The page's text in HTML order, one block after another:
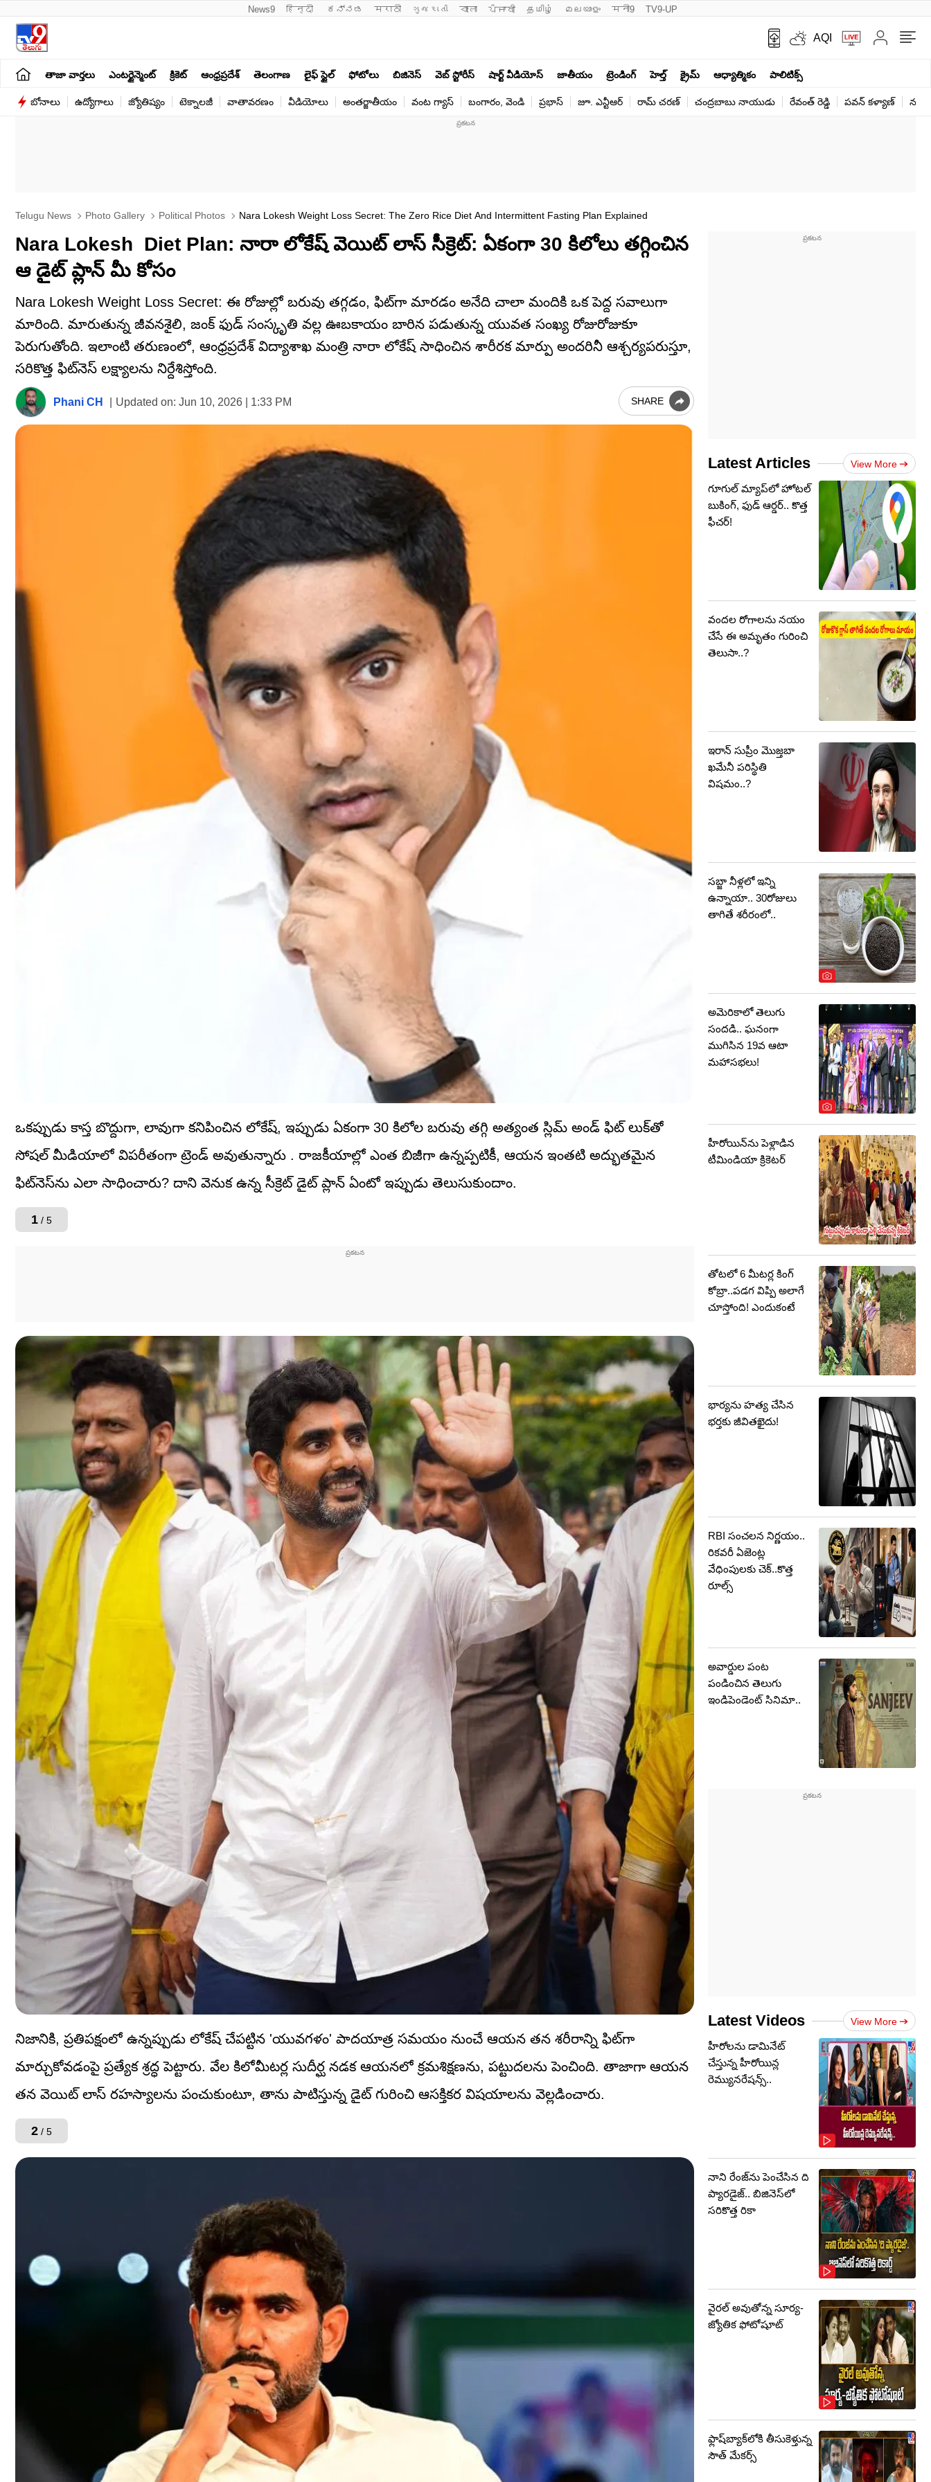
News9 हिन्दी ಕನ್ನಡ मराठी ગુજરાતી বাংলা ਪੰਜਾਬੀ தமிழ் മലയാളം मनी9 TV9-UP
AQI
తాజా వార్తలు ఎంటర్టైన్మెంట్ క్రికెట్ ఆంధ్రప్రదేశ్ తెలంగాణ లైఫ్ స్టైల్ ఫోటోలు బిజినెస్ వెబ్ స్టోరీస్ షార్ట్ వీడియోస్ జాతీయం ట్రెండింగ్ హెల్త్‌ క్రైమ్ ఆధ్యాత్మికం పాలిటిక్స్‌
బోనాలు ఉద్యోగాలు జ్యోతిష్యం టెక్నాలజీ వాతావరణం వీడియోలు అంతర్జాతీయం వంట గ్యాస్ బంగారం, వెండి ప్రభాస్ జూ. ఎన్టీఆర్ రామ్ చ‌ర‌ణ్‌ చంద్రబాబు నాయుడు రేవంత్ రెడ్డి పవన్ కళ్యాణ్
Telugu News Photo Gallery Political Photos Nara Lokesh Weight Loss Secret: The Zero Rice Diet And Intermittent Fasting Plan Explained
Nara Lokesh Diet Plan: నారా లోకేష్ వెయిట్ లాస్ సీక్రెట్: ఏకంగా 30 కిలోలు తగ్గించిన
ఆ డైట్ ప్లాన్ మీ కోసం
Nara Lokesh Weight Loss Secret: ఈ రోజుల్లో బరువు తగ్గడం, ఫిట్‌గా మారడం అనేది చాలా మందికి ఒక పెద్ద సవాలుగా
మారింది. మారుతున్న జీవనశైలి, జంక్ ఫుడ్ సంస్కృతి వల్ల ఊబకాయం బారిన పడుతున్న యువత సంఖ్య రోజురోజుకూ
పెరుగుతోంది. ఇలాంటి తరుణంలో, ఆంధ్రప్రదేశ్ విద్యాశాఖ మంత్రి నారా లోకేష్ సాధించిన శారీరక మార్పు అందరినీ ఆశ్చర్యపరుస్తూ,
సరికొత్త ఫిట్‌నెస్ లక్ష్యాలను నిర్దేశిస్తోంది.
Phani CH Updated on: Jun 10, 2026 | 1:33 PM SHARE
ఒకప్పుడు కాస్త బొద్దుగా, లావుగా కనిపించిన లోకేష్, ఇప్పుడు ఏకంగా 30 కిలోల బరువు తగ్గి అత్యంత స్లిమ్ అండ్ ఫిట్ లుక్‌తో
సోషల్ మీడియాలో విపరీతంగా ట్రెండ్ అవుతున్నారు . రాజకీయాల్లో ఎంత బిజీగా ఉన్నప్పటికీ, ఆయన ఇంతటి అద్భుతమైన
ఫిట్‌నెస్‌ను ఎలా సాధించారు? దాని వెనుక ఉన్న సీక్రెట్ డైట్ ప్లాన్ ఏంటో ఇప్పుడు తెలుసుకుందాం.
1 / 5
నిజానికి, ప్రతిపక్షంలో ఉన్నప్పుడు లోకేష్ చేపట్టిన 'యువగళం' పాదయాత్ర సమయం నుంచే ఆయన తన శరీరాన్ని ఫిట్‌గా
మార్చుకోవడంపై ప్రత్యేక శ్రద్ధ పెట్టారు. వేల కిలోమీటర్ల సుదీర్ఘ నడక ఆయనలో క్రమశిక్షణను, పట్టుదలను పెంచింది. తాజాగా ఆయన
తన వెయిట్ లాస్ రహస్యాలను పంచుకుంటూ, తాను పాటిస్తున్న డైట్ గురించి ఆసక్తికర విషయాలను వెల్లడించారు.
2 / 5
Latest Articles View More
గూగుల్‌ మ్యాప్‌లో హోటల్
బుకింగ్, ఫుడ్ ఆర్డర్.. కొత్త
ఫీచర్!
వందల రోగాలను నయం
చేసే ఈ అమృతం గురించి
తెలుసా..?
ఇరాన్ సుప్రీం మొజ్తబా
ఖమేనీ పరిస్థితి
విషమం..?
సబ్జా నీళ్లలో ఇన్ని
ఉన్నాయా.. 30రోజులు
తాగితే శరీరంలో..
అమెరికాలో తెలుగు
సందడి.. ఘనంగా
ముగిసిన 19వ ఆటా
మహాసభలు!
హీరోయిన్‌ను పెళ్లాడిన
టీమిండియా క్రికెటర్
తోటలో 6 మీటర్ల కింగ్
కోబ్రా..పడగ విప్పి అలాగే
చూస్తోంది! ఎందుకంటే
భార్యను హత్య చేసిన
భర్తకు జీవితఖైదు!
RBI సంచలన నిర్ణయం..
రికవరీ ఏజెంట్ల
వేధింపులకు చెక్..కొత్త
రూల్స్
అవార్డుల పంట
పండించిన తెలుగు
ఇండిపెండెంట్ సినిమా..
Latest Videos View More
హీరోలను డామినేట్
చేస్తున్న హీరోయిన్ల
రెమ్యునరేషన్స్..
నాని రేంజ్‌ను పెంచేసిన ది
ప్యారడైజ్.. బిజినెస్‌లో
సరికొత్త రికా
వైరల్ అవుతోన్న సూర్య-
జ్యోతిక ఫోటోషూట్
ఫ్లాష్‌బ్యాక్‌లోకి తీసుకెళ్తున్న
సౌత్‌ మేకర్స్‌